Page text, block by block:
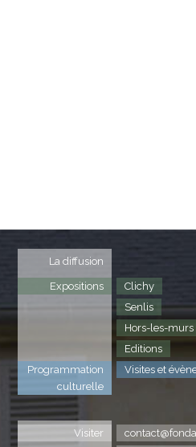
La diffusion
Expositions
Clichy
Senlis
Hors-les-murs
Editions
Programmation
culturelle
Visites et
Visiter